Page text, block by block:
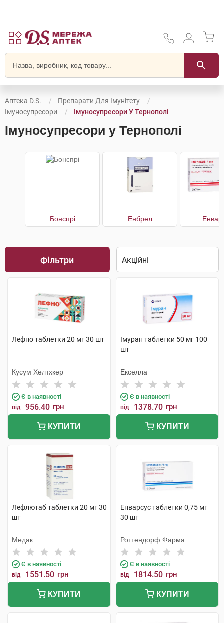
Аптека D.S.
Препарати Для Імунітету
Імуносупресори
Імуносупресори У Тернополі
Імуносупресори у Тернополі
Бонспрі Енбрел
Фільтри
Лефно таблетки 20 мг 30 шт
Кусум Хелтхкер
Є в наявності
від 956.40 грн
КУПИТИ
Імуран таблетки 50 мг 100
шт
Екселла
Є в наявності
від 1378.70 грн
КУПИТИ
Лефлютаб таблетки 20 мг 30
шт
Медак
Є в наявності
від 1551.50 грн
КУПИТИ
Енварсус таблетки 0,75 мг
30 шт
Роттендорф Фарма
Є в наявності
від 1814.50 грн
КУПИТИ